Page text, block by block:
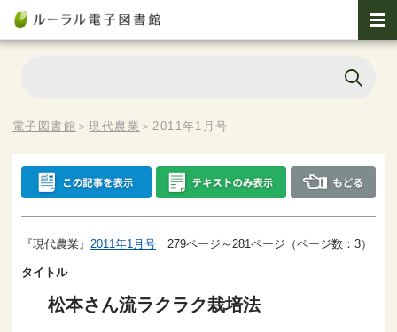
電子図書館 ＞現代農業 ＞2011年1月号
『現代農業』 2011年1月号 279ページ～281ページ（ページ数：3）
タイトル
松本さん流ラクラク栽培法